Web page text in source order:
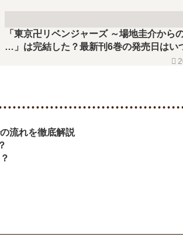
「東京卍リベンジャーズ ～場地圭介から
…」は完結した？最新刊6巻の発売日はい
流れを徹底解説